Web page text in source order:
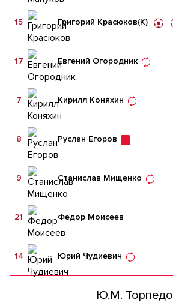
Григорий Красюков(К)
15
Евгений Огородник
17
Кирилл Коняхин
7
Руслан Егоров
8
Станислав Мищенко
9
Федор Моисеев
21
Юрий Чудиевич
14
Ю.М. Торпедо